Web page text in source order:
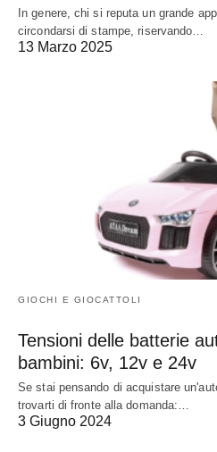
In genere, chi si reputa un grande
circondarsi di stampe, riservando…
13 Marzo 2025
GIOCHI E GIOCATTOLI
Tensioni delle batterie
bambini: 6v, 12v e 24v
Se stai pensando di acquistare
trovarti di fronte alla domanda:…
3 Giugno 2024